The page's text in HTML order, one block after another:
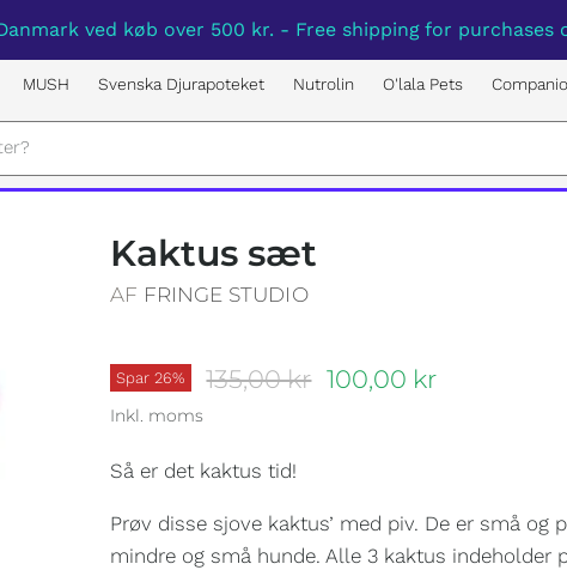
ved køb over 500 kr. - Free shipping for purchases
MUSH Svenska Djurapoteket Nutrolin O'lala Pets
Kaktus sæt
AF FRINGE STUDIO
Spar 26% Oprindelige pris
135,00 kr Nuværende pris
100,00 kr
Inkl. moms
Så er det kaktus tid!
Prøv disse sjove kaktus’ med piv. De er små og
mindre og små hunde. Alle 3 kaktus indeholder